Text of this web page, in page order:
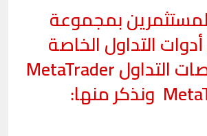
بمجموعة
أدوات التداولالخاصة
لكل من منصات التداول MetaTrader